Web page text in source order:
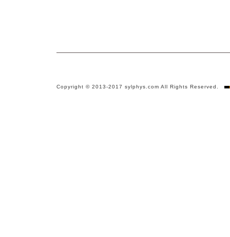
Copyright © 2013-2017 sylphys.com All Rights Reserved.